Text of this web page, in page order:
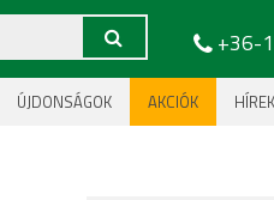
+36-
HÍREK
AKCIÓK
ÚJDONSÁGOK